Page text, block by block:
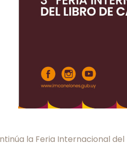
la Feria Internacional